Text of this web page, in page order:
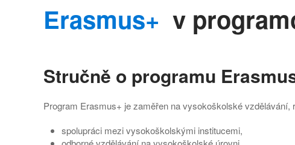
Erasmus+ v
Stručně o programu
Program Erasmus+ je zaměřen na vysokoškolské vzdělávání,
spolupráci mezi vysokoškolskými institucemi,